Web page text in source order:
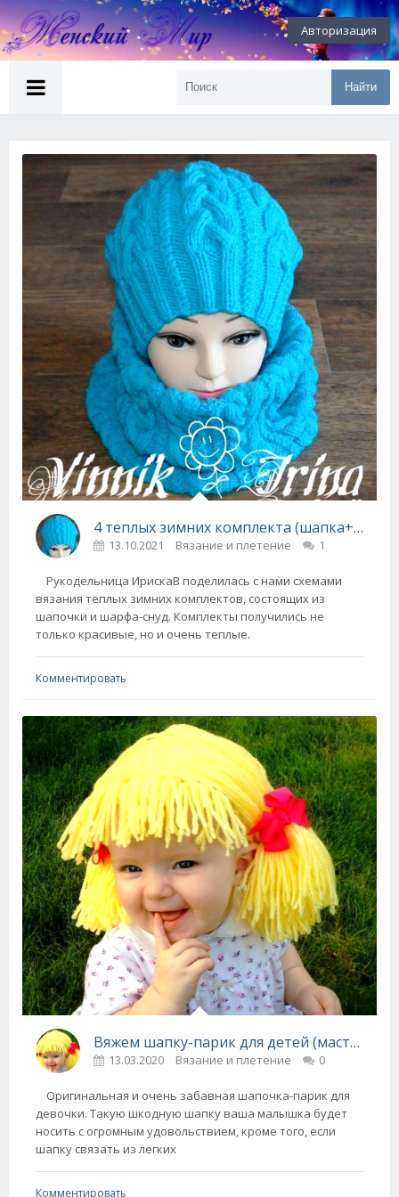
Авторизация
Найти
4 теплых зимних комплекта (шапка+снуд) спицами
13.10.2021 Вязание и плетение 1
Рукодельница ИрискаВ поделилась с нами схемами
вязания теплых зимних комплектов, состоящих из
шапочки и шарфа-снуд. Комплекты получились не
только красивые, но и очень теплые.
Комментировать
Вяжем шапку-парик для детей (мастер-класс и идеи)
13.03.2020 Вязание и плетение 0
Оригинальная и очень забавная шапочка-парик для
девочки. Такую шкодную шапку ваша малышка будет
носить с огромным удовольствием, кроме того, если
шапку связать из легких
Комментировать